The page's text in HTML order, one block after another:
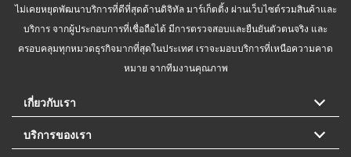
ไม่เคยหยุดพัฒนาบริการที่ดีที่สุดด้านดิจิทัล มาร์เก็ตติ้ง ผ่านเว็บไซต์รวมสินค้าและ
บริการ จากผู้ประกอบการที่เชื่อถือได้ มีการตรวจสอบและยืนยันตัวตนจริง และ
ครอบคลุมทุกหมวดธุรกิจมากที่สุดในประเทศ เราจะมอบบริการที่เหนือความคาด
หมาย จากทีมงานคุณภาพ
เกี่ยวกับเรา
บริการของเรา